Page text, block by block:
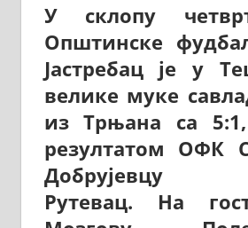
У склопу
Општинске
Јастребац је у
велике муке
из Трњана са
резултатом ОФК
Добрујевцу
Рутевац. На